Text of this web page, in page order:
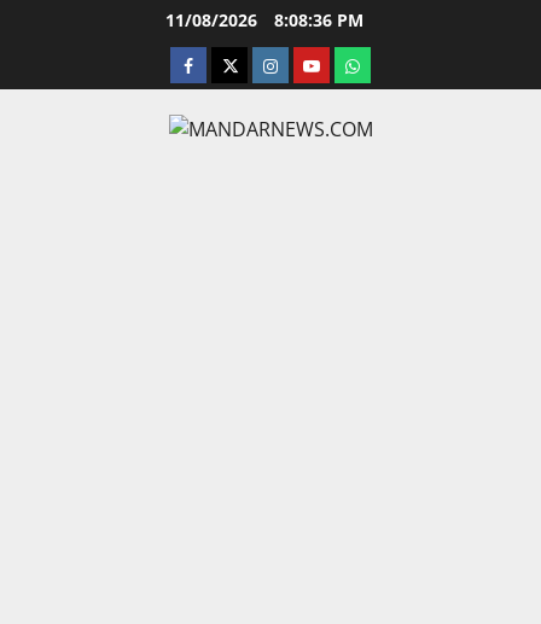
11/08/2026 8:08:37 PM
facebooktwitterinstagram.com
youtubewhatsapp